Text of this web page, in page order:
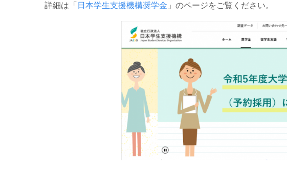
詳細は「 日本学生支援機構奨学金 」のページをご覧ください。